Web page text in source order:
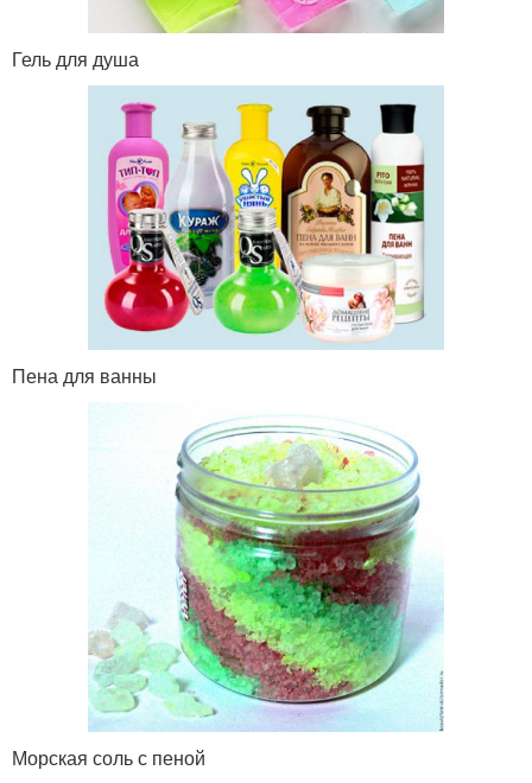
Гель для душа
Пена для ванны
Морская соль с пеной